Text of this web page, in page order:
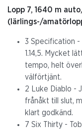
Lopp 7, 1640 m
(lärlings-/
3 Specification
1.14,5. Mycket
tempo, helt
välförtjänt.
2 Luke Diablo -
frånåkt till slut,
klart godkänd.
7 Six Thirty -